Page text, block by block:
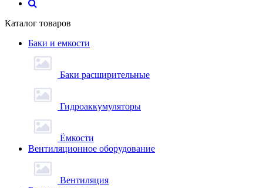
Каталог товаров
Баки и емкости
Баки расширительные
Гидроаккумуляторы
Ёмкости
Вентиляционное оборудование
Вентиляция